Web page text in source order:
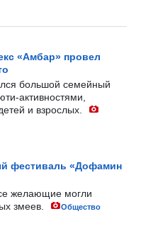
«Амбар» провел
большой семейный
активностями,
и взрослых.
фестиваль «Дофамин
желающие могли
змеев.
Общество